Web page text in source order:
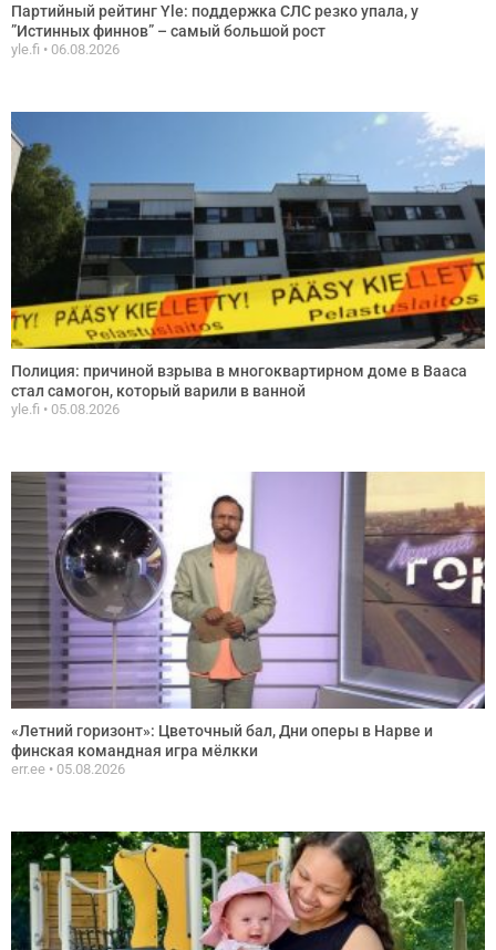
Партийный рейтинг Yle: поддержка СЛС резко упала, у
”Истинных финнов” – самый большой рост
yle.fi 06.08.2026
Полиция: причиной взрыва в многоквартирном доме в Вааса
стал самогон, который варили в ванной
yle.fi 05.08.2026
«Летний горизонт»: Цветочный бал, Дни оперы в Нарве и
финская командная игра мёлкки
err.ee 05.08.2026